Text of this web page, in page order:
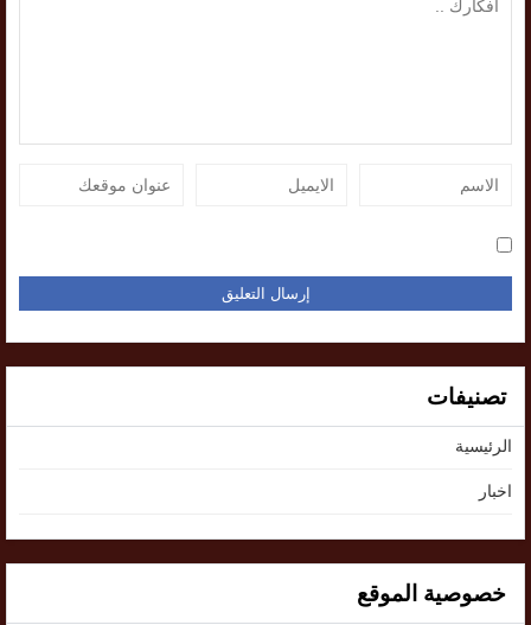
تصنيفات
الرئيسية
اخبار
خصوصية الموقع